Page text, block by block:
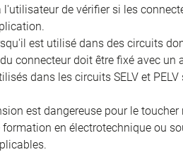
de vérifier si les
est utilisé dans des circuits
connecteur doit être fixé avec un
dans les circuits SELV et PELV
est dangereuse pour le toucher
en électrotechnique ou